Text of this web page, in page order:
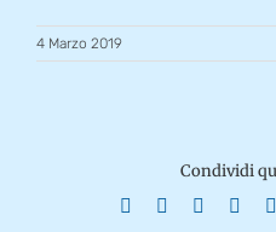
4 Marzo 2019
Condividi
Facebook Reddit